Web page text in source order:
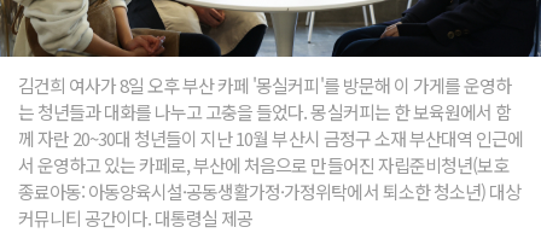
김건희 여사가 8일 오후 부산 카페 '몽실커피'를 방문해 이 가게를 운영하
는 청년들과 대화를 나누고 고충을 들었다. 몽실커피는 한 보육원에서 함
께 자란 20~30대 청년들이 지난 10월 부산시 금정구 소재 부산대역 인근에
서 운영하고 있는 카페로, 부산에 처음으로 만들어진 자립준비청년(보호
종료아동: 아동양육시설·공동생활가정·가정위탁에서 퇴소한 청소년) 대상
커뮤니티 공간이다. 대통령실 제공